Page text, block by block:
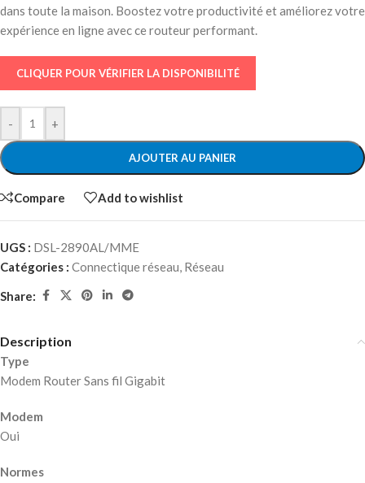
dans toute la maison. Boostez votre productivité et améliorez votre
expérience en ligne avec ce routeur performant.
CLIQUER POUR VÉRIFIER LA DISPONIBILITÉ
- +
AJOUTER AU PANIER
Compare Add to wishlist
UGS : DSL-2890AL/MME
Catégories : Connectique réseau, Réseau
Share:
Description
Type
Modem Router Sans fil Gigabit
Modem
Oui
Normes